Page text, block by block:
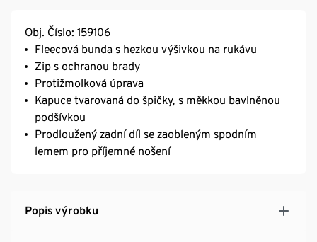
Obj. Číslo: 159106
Fleecová bunda s hezkou výšivkou na rukávu
Zip s ochranou brady
Protižmolková úprava
Kapuce tvarovaná do špičky, s měkkou bavlněnou
podšívkou
Prodloužený zadní díl se zaobleným spodním
lemem pro příjemné nošení
Popis výrobku